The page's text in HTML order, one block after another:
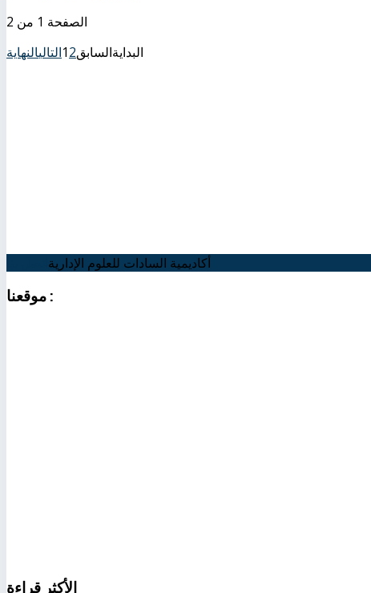
الصفحة 1 من 2
البدايةالسابق 12 التاليالنهاية
أكاديمية السادات للعلوم الإدارية
:
الأكثر قراءة